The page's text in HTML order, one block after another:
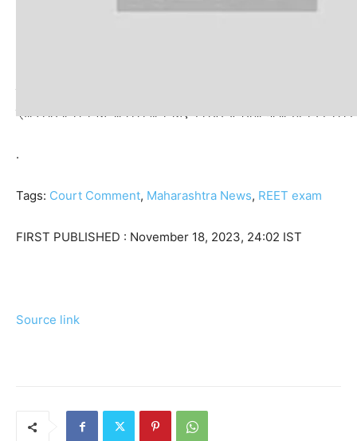
प्राधिकारियों को केवल याचिकाकर्ता के लिए नये सिरे से परीक्षा आयोजित करने का
.
Tags: Court Comment, Maharashtra News, REET exam
FIRST PUBLISHED : November 18, 2023, 24:02 IST
Source link